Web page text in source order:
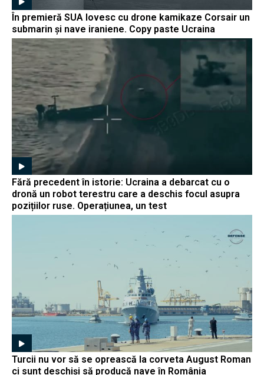
În premieră SUA lovesc cu drone kamikaze Corsair un
submarin și nave iraniene. Copy paste Ucraina
Fără precedent în istorie: Ucraina a debarcat cu o
dronă un robot terestru care a deschis focul asupra
pozițiilor ruse. Operațiunea, un test
Turcii nu vor să se oprească la corveta August Roman
ci sunt deschiși să producă nave în România